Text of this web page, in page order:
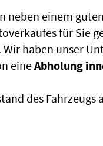
neben einem
für Sie
haben unser
eineAbholung
des Fahrzeugs